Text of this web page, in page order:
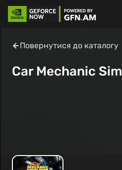
Повернутися до каталогу
Car Mechanic